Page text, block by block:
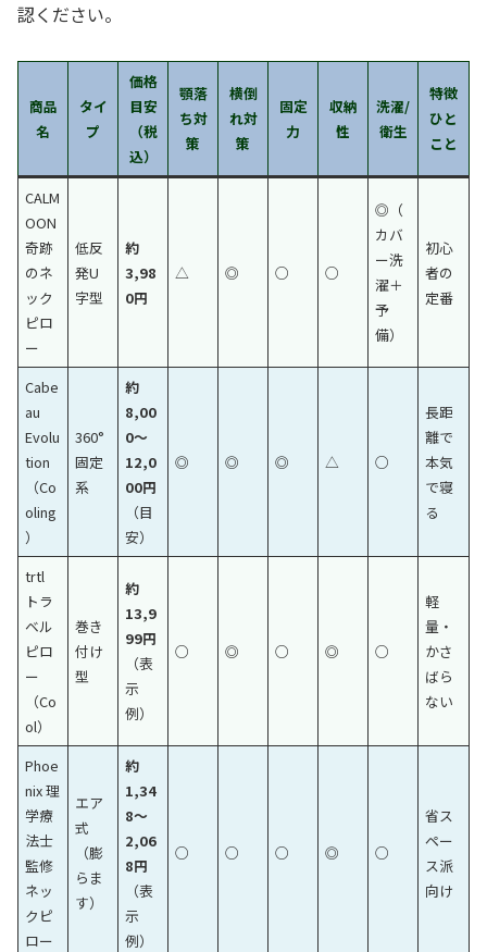
認ください。
商品
名
タイ
プ
価格
目安
（税
込）
顎落
ち対
策
横倒
れ対
策
固定
力
収納
性
洗濯/
衛生
特徴
ひと
こと
CALM
OON
奇跡
のネ
ック
ピロ
ー
低反
発U
字型
約
3,98
0円
△ ◎ ○ ○
◎（
カバ
ー洗
濯＋
予
備）
初心
者の
定番
Cabe
au
Evolu
tion
（Co
oling
）
360°
固定
系
約
8,00
0〜
12,0
00円
（目
安）
◎ ◎ ◎ △ ○
長距
離で
本気
で寝
る
trtl
トラ
ベル
ピロ
ー
（Co
ol）
巻き
付け
型
約
13,9
99円
（表
示
例）
○ ◎ ○ ◎ ○
軽
量・
かさ
ばら
ない
Phoe
nix 理
学療
法士
監修
ネッ
クピ
ロー
エア
式
（膨
らま
す）
約
1,34
8〜
2,06
8円
（表
示
例）
○ ○ ○ ◎ ○
省ス
ペー
ス派
向け